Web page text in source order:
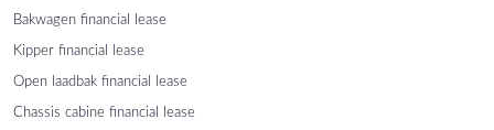
Bakwagen financial lease
Kipper financial lease
Open laadbak financial lease
Chassis cabine financial lease